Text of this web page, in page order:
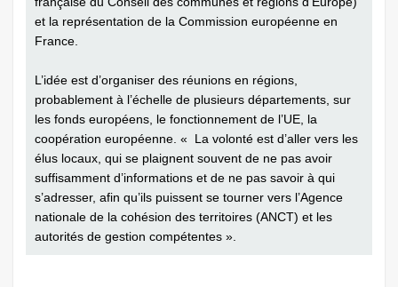
et la représentation de la Commission européenne en
France.
L’idée est d’organiser des réunions en régions,
probablement à l’échelle de plusieurs départements, sur
les fonds européens, le fonctionnement de l’UE, la
coopération européenne. « La volonté est d’aller vers les
élus locaux, qui se plaignent souvent de ne pas avoir
suffisamment d’informations et de ne pas savoir à qui
s’adresser, afin qu’ils puissent se tourner vers l’Agence
nationale de la cohésion des territoires (ANCT) et les
autorités de gestion compétentes ».